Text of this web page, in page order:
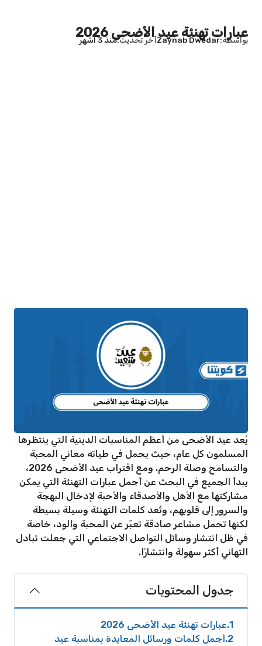
عبارات تهنئة عيد الأضحى 2026
بواسطة Zaynab Dwedarآخر تحديث منذ 3 أشهر
يُعد عيد الأضحى من أعظم المناسبات الدينية التي ينتظرها
المسلمون كل عام، حيث يحمل في طياته معاني المحبة
والتسامح وصلة الرحم. ومع اقتراب عيد الأضحى 2026،
يبدأ الجميع في البحث عن أجمل عبارات التهنئة التي يمكن
مشاركتها مع الأهل والأصدقاء والأحبة لإدخال البهجة
والسرور إلى قلوبهم، وتُعد كلمات التهنئة وسيلة بسيطة
لكنها تحمل مشاعر صادقة تعبّر عن المحبة والود، خاصة
في ظل انتشار وسائل التواصل الاجتماعي التي جعلت تبادل
التهاني أكثر سهولة وانتشارًا.
جدول المحتويات
1 عبارات تهنئة عيد الأضحى 2026
2 أجمل كلمات ورسائل المعايدة بمناسبة عيد